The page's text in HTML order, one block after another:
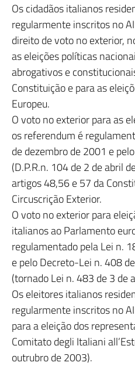
Os cidadãos italianos
regularmente inscritos no
direito de voto no exterior,
as eleições políticas
abrogativos e
Constituição e para as
Europeu.
O voto no exterior para as
os referendum é
de dezembro de 2001 e
(D.P.R.n. 104 de 2 de abril
artigos 48,56 e 57 da
Circuscrição Exterior.
O voto no exterior para
italianos ao Parlamento
regulamentado pela Lei n.
e pelo Decreto-Lei n. 408
(tornado Lei n. 483 de 3 de
Os eleitores italianos
regularmente inscritos no
para a eleição dos
Comitato degli Italiani
outrubro de 2003).